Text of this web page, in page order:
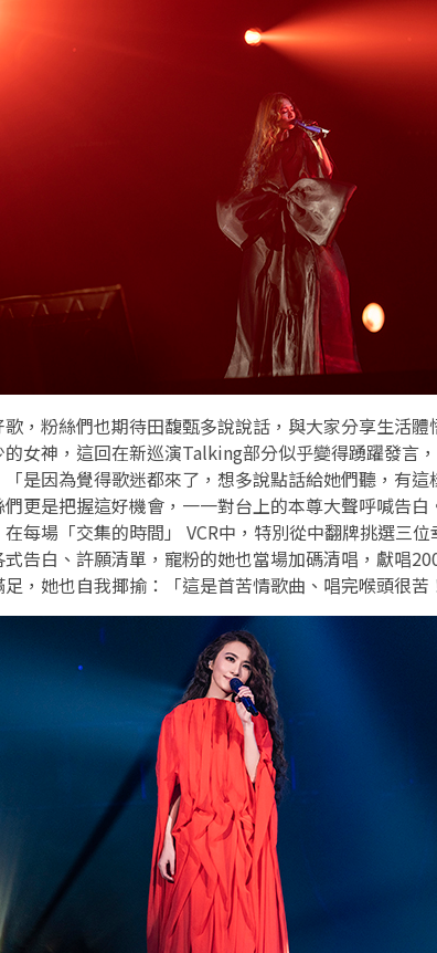
，粉絲們也期待田馥甄多說說話，與大家分享生活
的女神，這回在新巡演Talking部分似乎變得踴躍發言
是因為覺得歌迷都來了，想多說點話給她們聽，有
更是把握這好機會，一一對台上的本尊大聲呼喊告
每場「交集的時間」 VCR中，特別從中翻牌挑選三
告白、許願清單，寵粉的她也當場加碼清唱，獻唱
，她也自我揶揄：「這是首苦情歌曲、唱完喉頭很苦